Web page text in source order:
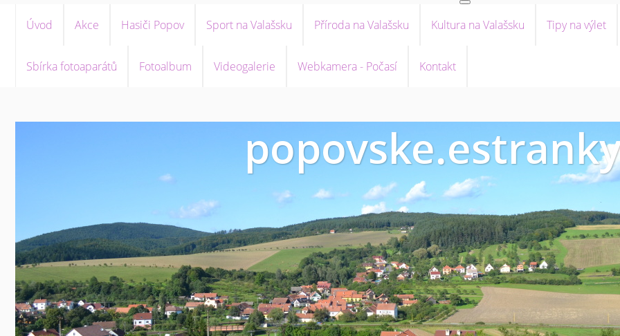
Úvod Akce Hasiči Popov Sport na Valašsku Příroda na Valašsku Kultura na Valašsku Tipy na výlet
Sbírka fotoaparátů Fotoalbum Videogalerie Webkamera - Počasí Kontakt